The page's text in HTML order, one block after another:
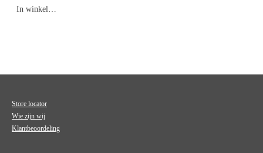
In winkelwagen
Store locator
Wie zijn wij
Klantbeoordeling